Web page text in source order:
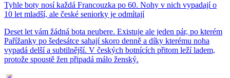
Tyhle boty nosí každá Francouzka po 60. Nohy v nich vypadají o
10 let mladší, ale české seniorky je odmítají
Deset let vám žádná bota neubere. Existuje ale jeden pár, po kterém
Pařížanky po šedesátce sahají skoro denně a díky kterému noha
vypadá delší a subtilnější. V českých botnících přitom leží ladem,
protože spoustě žen připadá málo ženský.